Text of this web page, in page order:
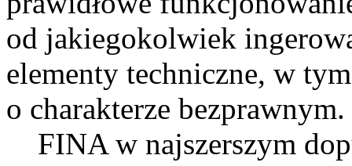
od jakiegokolwiek
elementy techniczne, w
o charakterze bezprawnym.
FINA w najszerszym